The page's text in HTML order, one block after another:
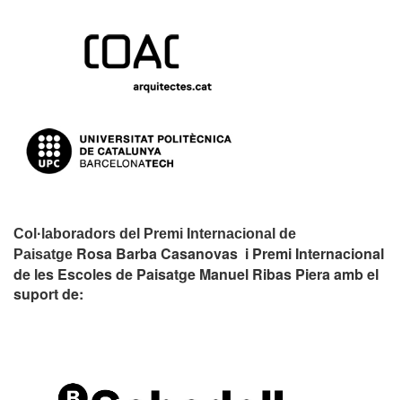
Col·laboradors del Premi Internacional de
Paisatge Rosa Barba Casanovas i Premi Internacional
de les Escoles de Paisatge Manuel Ribas Piera amb el
suport de: